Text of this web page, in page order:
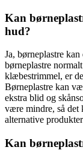
Kan
hud?
Ja, børneplastre
børneplastre
klæbestrimmel, er
Børneplastre kan
ekstra blid og
være mindre, så det
alternative
Kan